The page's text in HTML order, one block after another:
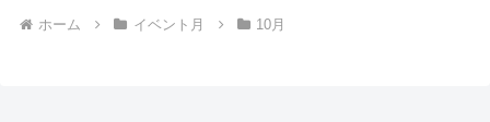
ホーム イベント月 10月